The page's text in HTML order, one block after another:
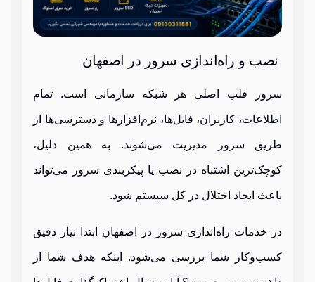
نصب و راه‌اندازی سرور در اصفهان
سرور قلب اصلی هر شبکه سازمانی است. تمام
اطلاعات، کاربران، فایل‌ها، نرم‌افزارها و دسترسی‌ها از
طریق سرور مدیریت می‌شوند. به همین دلیل،
کوچک‌ترین اشتباه در نصب یا پیکربندی سرور می‌تواند
باعث ایجاد اختلال در کل سیستم شود.
در خدمات راه‌اندازی سرور در اصفهان ابتدا نیاز دقیق
کسب‌وکار شما بررسی می‌شود. اینکه هدف شما از